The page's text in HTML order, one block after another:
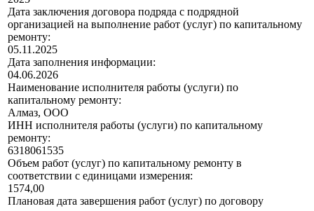
Дата заключения договора подряда с подрядной
организацией на выполнение работ (услуг) по капитальному
ремонту:
05.11.2025
Дата заполнения информации:
04.06.2026
Наименование исполнителя работы (услуги) по
капитальному ремонту:
Алмаз, ООО
ИНН исполнителя работы (услуги) по капитальному
ремонту:
6318061535
Объем работ (услуг) по капитальному ремонту в
соответствии с единицами измерения:
1574,00
Плановая дата завершения работ (услуг) по договору